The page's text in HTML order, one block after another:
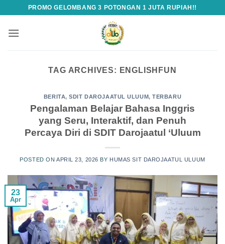
content
PROMO GELOMBANG 3 POTONGAN 1 JUTA RUPIAH!!
TAG ARCHIVES: ENGLISHFUN
BERITA,SDIT DAROJAATUL ULUUM,TERBARU
Pengalaman Belajar Bahasa Inggris
yang Seru, Interaktif, dan Penuh
Percaya Diri di SDIT Darojaatul ‘Uluum
POSTED ON APRIL 23, 2026 BY HUMAS SIT DAROJAATUL ULUUM
23
Apr